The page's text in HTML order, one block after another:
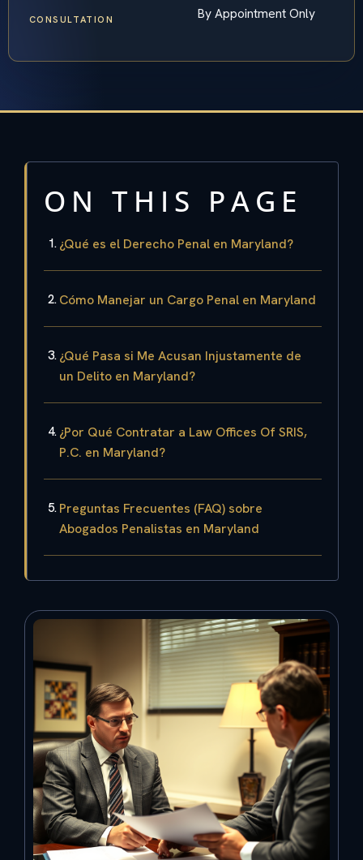
CONSULTATION By Appointment Only
ON THIS PAGE
¿Qué es el Derecho Penal en Maryland?
Cómo Manejar un Cargo Penal en Maryland
¿Qué Pasa si Me Acusan Injustamente de
un Delito en Maryland?
¿Por Qué Contratar a Law Offices Of SRIS,
P.C. en Maryland?
Preguntas Frecuentes (FAQ) sobre
Abogados Penalistas en Maryland